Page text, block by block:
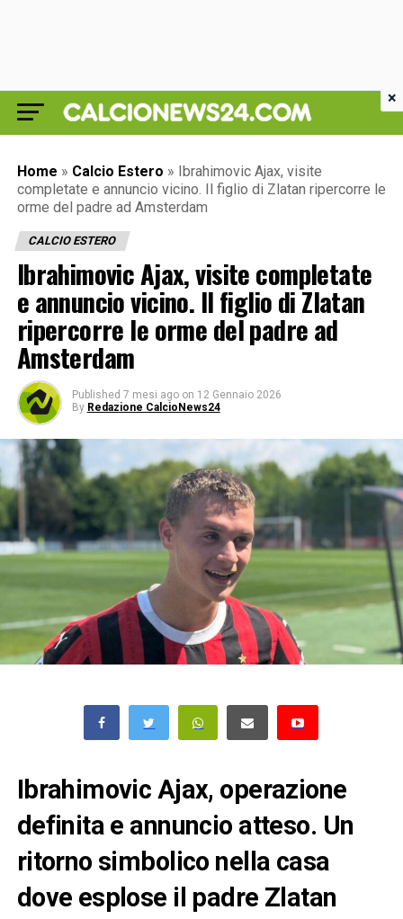
Home » Calcio Estero » Ibrahimovic Ajax, visite
completate e annuncio vicino. Il figlio di Zlatan ripercorre le
orme del padre ad Amsterdam
CALCIO ESTERO
Ibrahimovic Ajax, visite completate
e annuncio vicino. Il figlio di Zlatan
ripercorre le orme del padre ad
Amsterdam
Published 7 mesi ago on 12 Gennaio 2026
By Redazione CalcioNews24
Ibrahimovic Ajax, operazione
definita e annuncio atteso. Un
ritorno simbolico nella casa
dove esplose il padre Zlatan
×